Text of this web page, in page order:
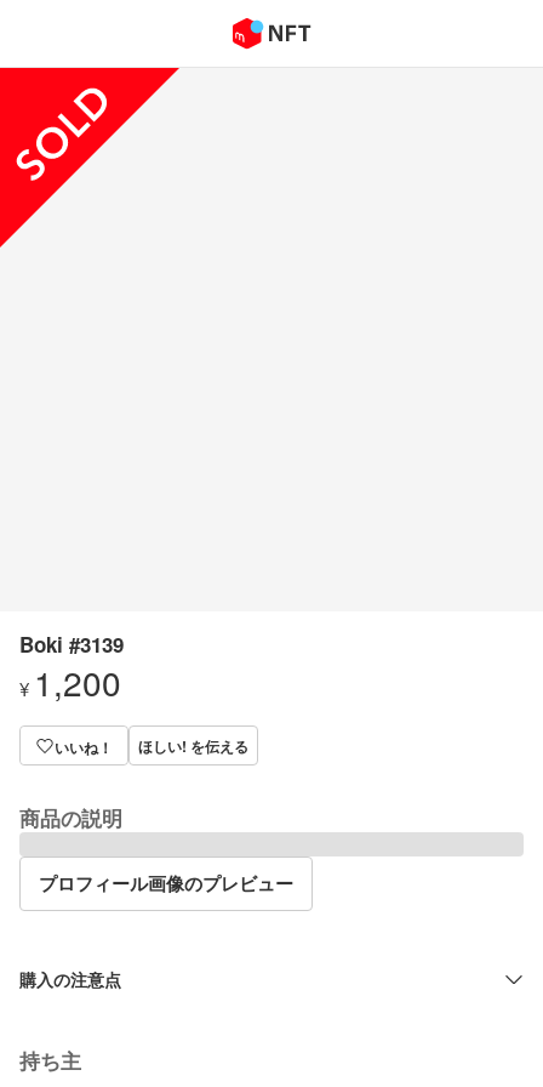
Boki #3139
¥ 1,200
いいね！ ほしい! を伝える
商品の説明
プロフィール画像のプレビュー
購入の注意点
持ち主